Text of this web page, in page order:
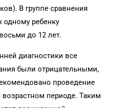
В группе сравнения
одному ребенку
до 12 лет.
диагностики все
были отрицательными,
проведение
периоде. Таким